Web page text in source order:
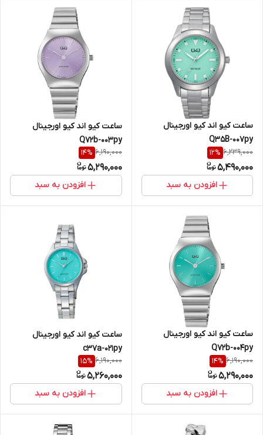
ساعت کیو اند کیو اورجینال
Q35B-007py
6,239,000
12%
5,490,000
افزودن به سبد
ساعت کیو اند کیو اورجینال
Q72b-003py
6,190,000
14%
5,290,000
افزودن به سبد
ساعت کیو اند کیو اورجینال
Q72b-004py
6,190,000
14%
5,290,000
افزودن به سبد
ساعت کیو اند کیو اورجینال
c37a-021py
6,190,000
15%
5,260,000
افزودن به سبد